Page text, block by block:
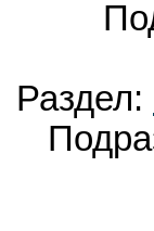
Раздел: